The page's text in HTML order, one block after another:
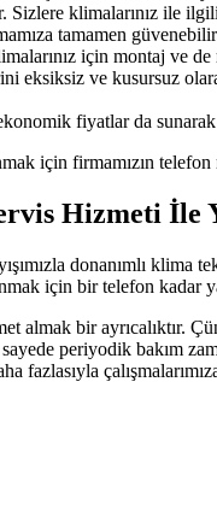
klimalarınız ile
tamamen
için montaj ve
eksiksiz ve kusursuz
fiyatlar da
için firmamızın
Hizmeti İle
donanımlı klima
için bir telefon kadar
almak bir ayrıcalıktır.
periyodik bakım
fazlasıyla